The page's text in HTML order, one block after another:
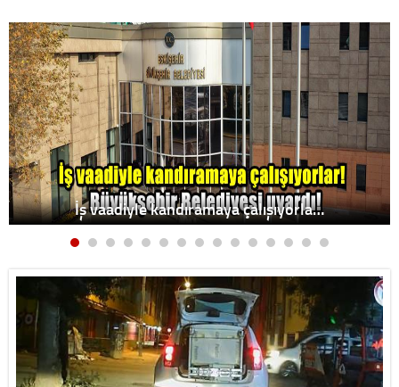
İş vaadiyle kandıramaya çalışıyorla…